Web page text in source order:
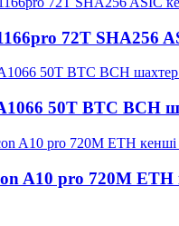
72T SHA256
50T BTC BCH
A10 pro 720M ETH